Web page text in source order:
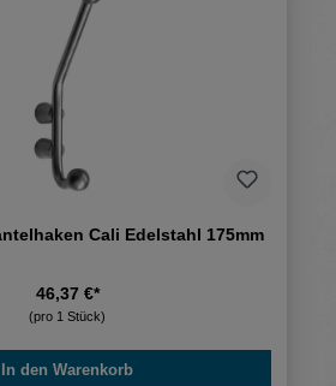
Format Hut- /Mantelhaken Cali Edelstahl 175mm
46,37 €*
(pro 1 Stück)
In den Warenkorb